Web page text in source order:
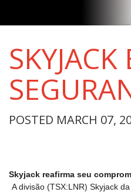
SKYJACK
POSTED MARCH 07,
Skyjack reafirma seu
A divisão (TSX:LNR) Skyjack